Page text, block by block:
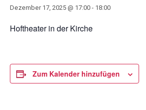
Dezember 17, 2025 @ 17:00 - 18:00
Hoftheater in der Kirche
Zum Kalender hinzufügen